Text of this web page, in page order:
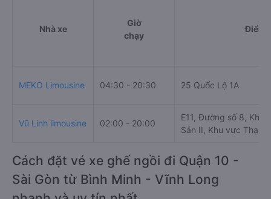
Nhà xe
Giờ
chạy
Điểm
MEKO Limousine 04:30 - 20:30 25 Quốc Lộ 1A
Vũ Linh limousine 02:00 - 20:00
E11, Đường số 8, Khu
Sản II, Khu vực Thạnh
Cách đặt vé xe ghế ngồi đi Quận 10 -
Sài Gòn từ Bình Minh - Vĩnh Long